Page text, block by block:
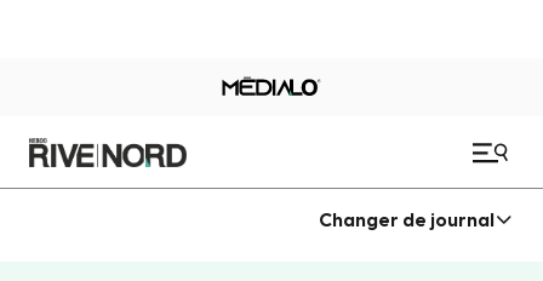
Changer de journal